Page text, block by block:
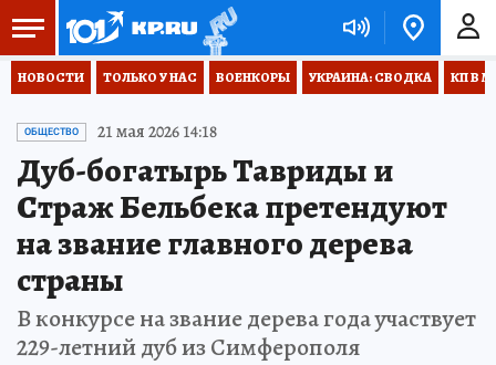
НОВОСТИ ТОЛЬКО У НАС ВОЕНКОРЫ УКРАИНА: СВОДКА КП В
ОБЩЕСТВО 21 мая 2026 14:18
Дуб-богатырь Тавриды и
Страж Бельбека претендуют
на звание главного дерева
страны
В конкурсе на звание дерева года участвует
229-летний дуб из Симферополя